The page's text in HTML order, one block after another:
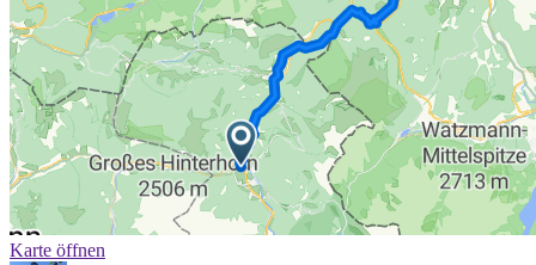
Karte öffnen